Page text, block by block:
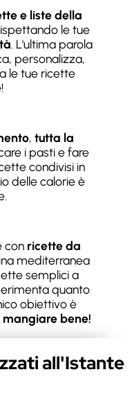
e liste della
le tue
. L'ultima parola
personalizza,
le tue ricette
, tutta la
i pasti e fare
condivisi in
delle calorie è
con ricette da
mediterranea
semplici a
quanto
obiettivo è
bene!
all'Istante